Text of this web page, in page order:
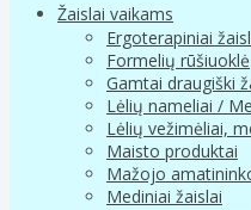
Žaislai vaikams
Ergoterapiniai
Formelių rūšiuoklė
Gamtai draugiški
Lėlių nameliai /
Lėlių vežimėliai,
Maisto produktai
Mažojo
Mediniai žaislai